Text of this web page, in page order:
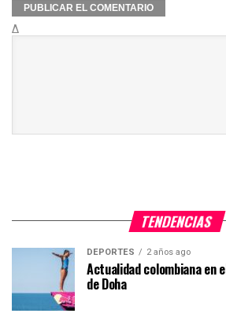
Δ
TENDENCIAS
DEPORTES 2 años ago
Actualidad colombiana en
de Doha